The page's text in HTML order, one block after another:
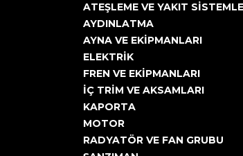
ATEŞLEME VE YAKIT
AYDINLATMA
AYNA VE EKİPMANLARI
ELEKTRİK
FREN VE EKİPMANLARI
İÇ TRİM VE AKSAMLARI
KAPORTA
MOTOR
RADYATÖR VE FAN GRUBU